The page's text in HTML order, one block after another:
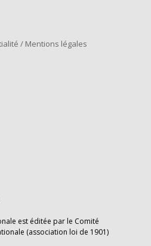
/ Mentions légales
est éditée par le Comité
(association loi de 1901)